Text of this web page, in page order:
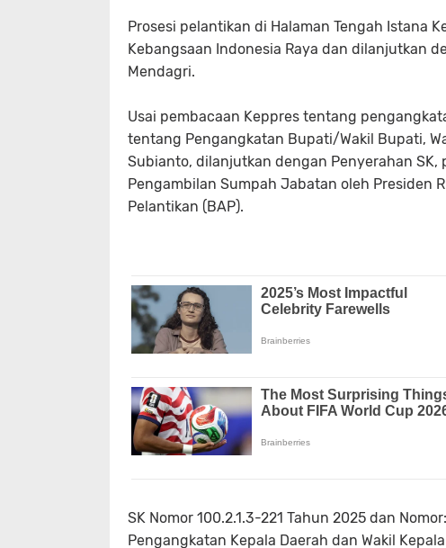
Prosesi pelantikan di Halaman Tengah Istana
Kebangsaan Indonesia Raya dan dilanjutkan
Mendagri.
Usai pembacaan Keppres tentang
tentang Pengangkatan Bupati/Wakil Bupati,
Subianto, dilanjutkan dengan Penyerahan
Pengambilan Sumpah Jabatan oleh Presiden
Pelantikan (BAP).
SK Nomor 100.2.1.3-221 Tahun 2025 dan
Pengangkatan Kepala Daerah dan Wakil